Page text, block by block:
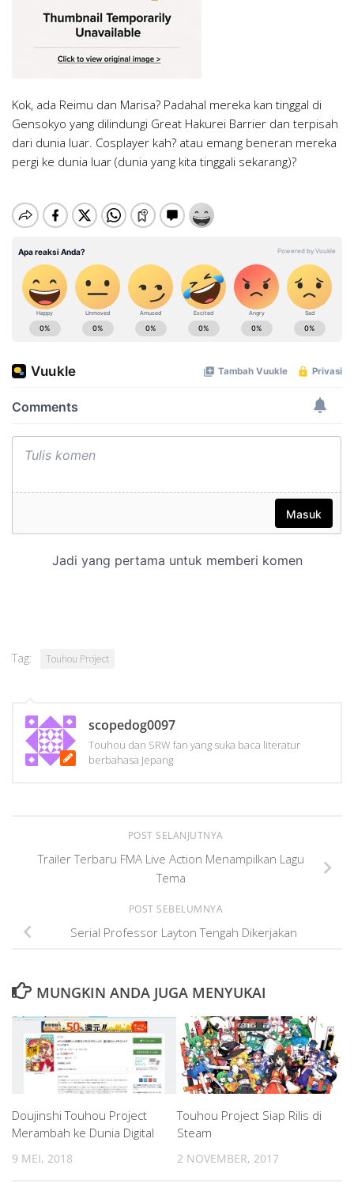
Saigyouji Yuyuko (西行寺幽々子)
VA : Kayano Ai
melihat kekalahan pasukan Bumi, ia mengurungkan niatnya.
Pada perang invasi Bulan yang kedua (Silent Sinner in Blue), ia
berhasil menyusup ke kediaman Watatsuki bersaudari dan
mencuri sebuah barang antik dari tempat itu.
Ibuki Suika (伊吹萃香)
VA : Shimizu Ai
terjadi pertarungan sengit dengan Pangeran Sasarae, namun ia
mengalami luka parah dan menyuruh Yukari untuk mundur.
Watatsuki no Toyohime (綿月豊姫)
VA: Tomatsu Haruka
Pada perang invasi Bulan yang pertama ia berhasil menggagalkan
pasukan Bumi untuk mundur. Ia juga berhasil menggagalkan
rencana Yukari yang ingin menyusup ke Ibukota Bulan pada
perang invasi Bulan yang kedua. Namun ia kehilangan barang
Watatsuki no Yorihime (綿月依姫)
VA: Kawasumi Ayako
pasukan Bumi di Ibukota Bulan. Pada perang invasi Bulan yang
kedua, ia berhasil menggagalkan rencana invasi Reimu dkk di
Laut Tenang (Laut di Bulan). Berbeda dengan kakaknya yang
santai dan periang, ia sangat serius dalam segala sesuatu.
Kok, ada Reimu dan Marisa? Padahal mereka kan tinggal di
Gensokyo yang dilindungi Great Hakurei Barrier dan terpisah
dari dunia luar. Cosplayer kah? atau emang beneran mereka
pergi ke dunia luar (dunia yang kita tinggali sekarang)?
Tag: Touhou Project
scopedog0097
Touhou dan SRW fan yang suka baca literatur
berbahasa Jepang
POST SELANJUTNYA
Trailer Terbaru FMA Live Action Menampilkan Lagu
Tema
POST SEBELUMNYA
Serial Professor Layton Tengah Dikerjakan
MUNGKIN ANDA JUGA MENYUKAI
Doujinshi Touhou Project
Merambah ke Dunia Digital
9 MEI, 2018
Touhou Project Siap Rilis di
Steam
2 NOVEMBER, 2017